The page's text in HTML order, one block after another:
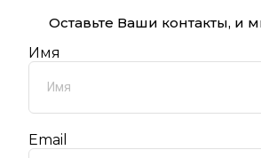
Оставьте Ваши контакты, и
Имя
Email